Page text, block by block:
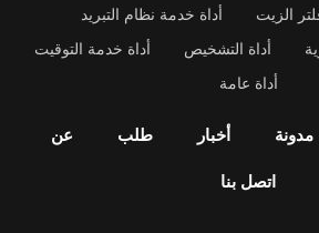
أداة خدمة نظام التبريد
الزيت
أداة خدمة التوقيت
أداة التشخيص
أداة عامة
عن طلب أخبار مدونة
اتصل بنا